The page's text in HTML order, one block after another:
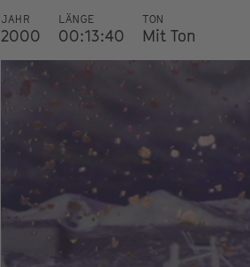
JAHR
2000
LÄNGE
00:13:40
TON
Mit Ton